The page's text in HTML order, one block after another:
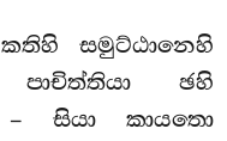
සමුට්ඨානෙහි
ඡහි
සියා කායතො